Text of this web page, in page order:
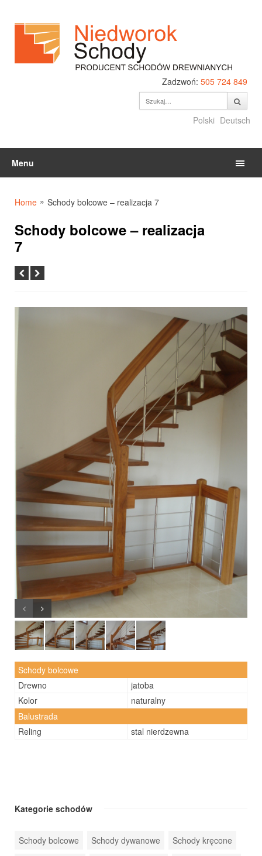
Zadzwoń: 505 724 849
Polski Deutsch
Menu
Home » Schody bolcowe – realizacja 7
Schody bolcowe – realizacja
7
Schody bolcowe
Drewno
jatoba
Kolor
naturalny
Balustrada
Reling
stal nierdzewna
Kategorie schodów
Schody bolcowe Schody dywanowe
Schody kręcone